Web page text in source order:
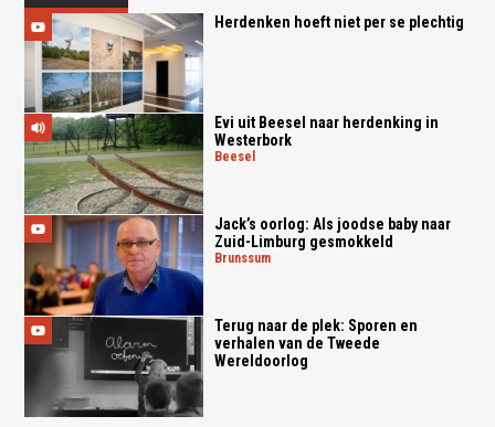
Herdenken hoeft niet per se plechtig
Evi uit Beesel naar herdenking in
Westerbork
beesel
Jack’s oorlog: Als joodse baby naar
Zuid-Limburg gesmokkeld
brunssum
Terug naar de plek: Sporen en
verhalen van de Tweede
Wereldoorlog